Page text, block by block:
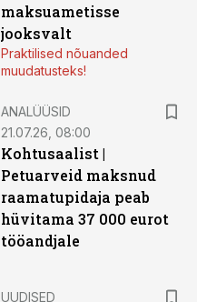
maksuametisse
jooksvalt
Praktilised nõuanded
muudatusteks!
ANALÜÜSID
21.07.26, 08:00
Kohtusaalist |
Petuarveid maksnud
raamatupidaja peab
hüvitama 37 000 eurot
tööandjale
UUDISED